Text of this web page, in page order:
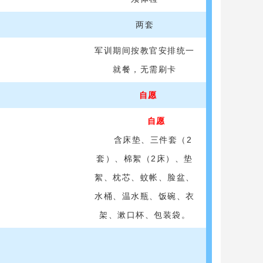
两套
军训期间按教官安排统一
就餐，无需刷卡
自愿
自愿
含 床垫、 三件套（2
套）、棉絮（2床）、垫
絮、枕芯、蚊帐、脸盆、
水桶、温水瓶、饭碗、衣
架、漱口杯、包装袋。